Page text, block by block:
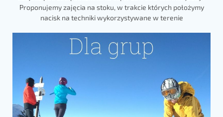
Proponujemy zajęcia na stoku, w trakcie których położymy
nacisk na techniki wykorzystywane w terenie